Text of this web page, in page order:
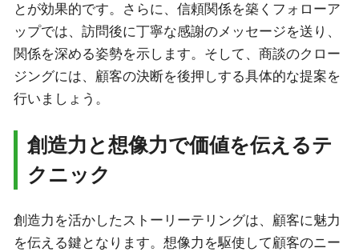
とが効果的です。さらに、信頼関係を築くフォローア
ップでは、訪問後に丁寧な感謝のメッセージを送り、
関係を深める姿勢を示します。そして、商談のクロー
ジングには、顧客の決断を後押しする具体的な提案を
行いましょう。
創造力と想像力で価値を伝えるテ
クニック
創造力を活かしたストーリーテリングは、顧客に魅力
を伝える鍵となります。想像力を駆使して顧客のニー